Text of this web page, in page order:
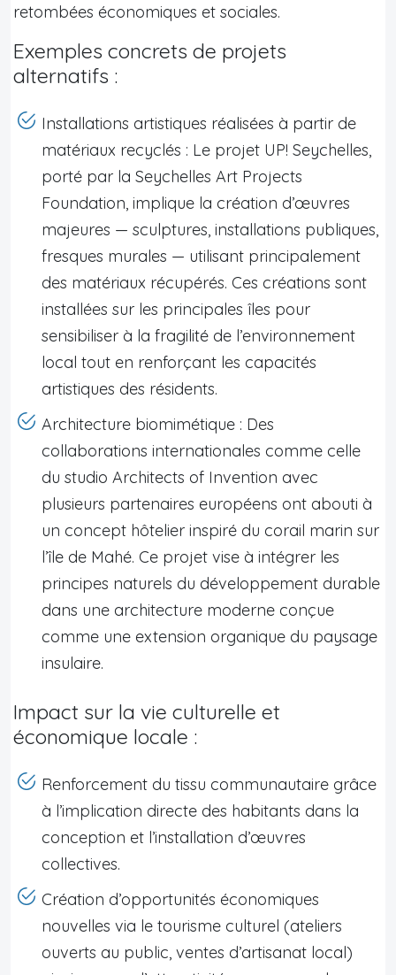
retombées économiques et sociales.
Exemples concrets de projets
alternatifs :
Installations artistiques réalisées à partir de
matériaux recyclés : Le projet UP! Seychelles,
porté par la Seychelles Art Projects
Foundation, implique la création d’œuvres
majeures — sculptures, installations publiques,
fresques murales — utilisant principalement
des matériaux récupérés. Ces créations sont
installées sur les principales îles pour
sensibiliser à la fragilité de l’environnement
local tout en renforçant les capacités
artistiques des résidents.
Architecture biomimétique : Des
collaborations internationales comme celle
du studio Architects of Invention avec
plusieurs partenaires européens ont abouti à
un concept hôtelier inspiré du corail marin sur
l’île de Mahé. Ce projet vise à intégrer les
principes naturels du développement durable
dans une architecture moderne conçue
comme une extension organique du paysage
insulaire.
Impact sur la vie culturelle et
économique locale :
Renforcement du tissu communautaire grâce
à l’implication directe des habitants dans la
conception et l’installation d’œuvres
collectives.
Création d’opportunités économiques
nouvelles via le tourisme culturel (ateliers
ouverts au public, ventes d’artisanat local)